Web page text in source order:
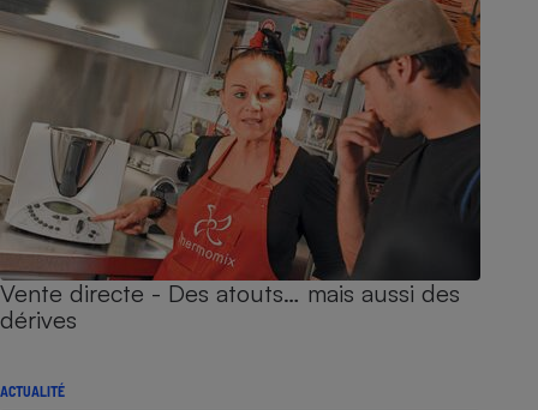
Vente directe - Des atouts… mais aussi des
dérives
ACTUALITÉ